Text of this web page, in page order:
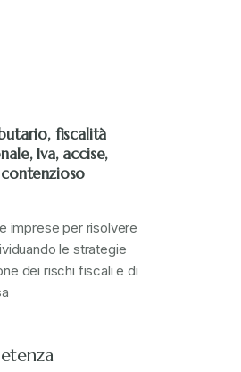
fiscalità
Iva, accise,
imprese per risolvere
le strategie
dei rischi fiscali e di